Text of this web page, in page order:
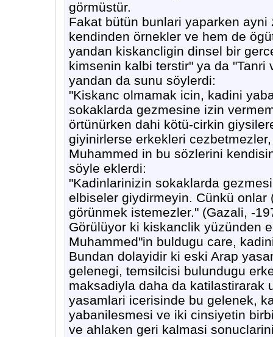
görmüstür.
Fakat bütün bunlari yaparken
kendinden örnekler ve hem de
yandan kiskancligin dinsel bir
kimsenin kalbi terstir" ya da
yandan da sunu söylerdi:
"Kiskanc olmamak icin, kadini
sokaklarda gezmesine izin
örtünürken dahi kötü-cirkin
giyinirlerse erkekleri
Muhammed in bu sözlerini
söyle eklerdi:
"Kadinlarinizin sokaklarda
elbiseler giydirmeyin. Cünkü
görünmek istemezler." (Gazali, -
Görülüyor ki kiskanclik yüzünden
Muhammed"in buldugu care,
Bundan dolayidir ki eski Arap
gelenegi, temsilcisi bulundugu
maksadiyla daha da katilastirarak
yasamlari icerisinde bu gelenek,
yabanilesmesi ve iki cinsiyetin
ve ahlaken geri kalmasi